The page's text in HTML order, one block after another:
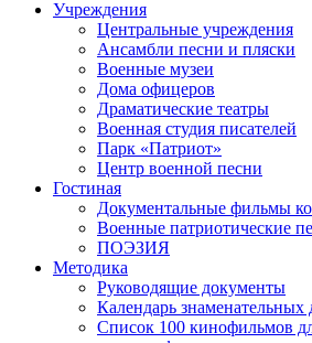
Учреждения
Центральные учреждения
Ансамбли песни и пляски
Военные музеи
Дома офицеров
Драматические театры
Военная студия писателей
Парк «Патриот»
Центр военной песни
Гостиная
Документальные фильмы
Военные патриотические
ПОЭЗИЯ
Методика
Руководящие документы
Календарь знаменательных
Список 100 кинофильмов